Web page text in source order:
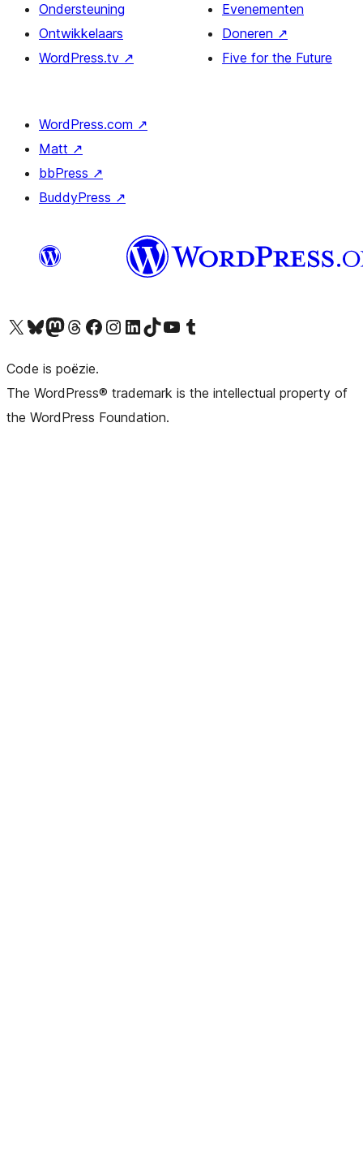
Ondersteuning
Ontwikkelaars
WordPress.tv ↗
Evenementen
Doneren ↗
Five for the Future
WordPress.com ↗
Matt ↗
bbPress ↗
BuddyPress ↗
Bezoek ons X (voorheen Twitter) account
Bezoek ons Bluesky account
Bezoek ons Mastodon account
Bezoek ons Threads account
Onze Facebook pagina bezoeken
Bezoek ons Instagram account
Bezoek ons LinkedIn account
Bezoek ons TikTok account
Bezoek ons YouTube kanaalBezoek ons Tumblr account
Code is poëzie.
The WordPress® trademark is the intellectual property of
the WordPress Foundation.